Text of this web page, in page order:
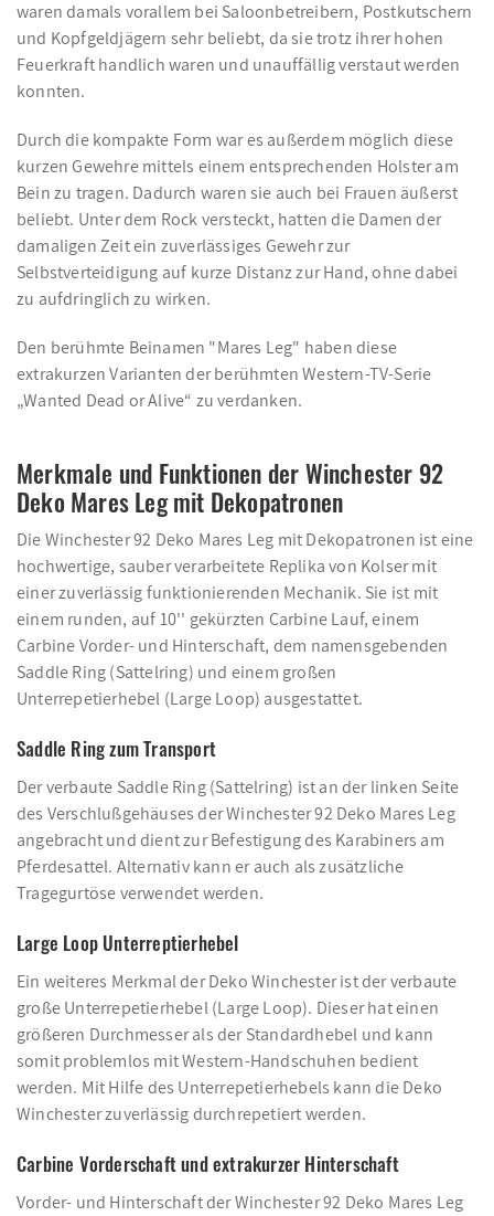
waren damals vorallem bei Saloonbetreibern, Postkutschern
und Kopfgeldjägern sehr beliebt, da sie trotz ihrer hohen
Feuerkraft handlich waren und unauffällig verstaut werden
konnten.
Durch die kompakte Form war es außerdem möglich diese
kurzen Gewehre mittels einem entsprechenden Holster am
Bein zu tragen. Dadurch waren sie auch bei Frauen äußerst
beliebt. Unter dem Rock versteckt, hatten die Damen der
damaligen Zeit ein zuverlässiges Gewehr zur
Selbstverteidigung auf kurze Distanz zur Hand, ohne dabei
zu aufdringlich zu wirken.
Den berühmte Beinamen "Mares Leg" haben diese
extrakurzen Varianten der berühmten Western-TV-Serie
„Wanted Dead or Alive“ zu verdanken.
Merkmale und Funktionen der Winchester 92
Deko Mares Leg mit Dekopatronen
Die Winchester 92 Deko Mares Leg mit Dekopatronen ist eine
hochwertige, sauber verarbeitete Replika von Kolser mit
einer zuverlässig funktionierenden Mechanik. Sie ist mit
einem runden, auf 10'' gekürzten Carbine Lauf, einem
Carbine Vorder- und Hinterschaft, dem namensgebenden
Saddle Ring (Sattelring) und einem großen
Unterrepetierhebel (Large Loop) ausgestattet.
Saddle Ring zum Transport
Der verbaute Saddle Ring (Sattelring) ist an der linken Seite
des Verschlußgehäuses der Winchester 92 Deko Mares Leg
angebracht und dient zur Befestigung des Karabiners am
Pferdesattel. Alternativ kann er auch als zusätzliche
Tragegurtöse verwendet werden.
Large Loop Unterreptierhebel
Ein weiteres Merkmal der Deko Winchester ist der verbaute
große Unterrepetierhebel (Large Loop). Dieser hat einen
größeren Durchmesser als der Standardhebel und kann
somit problemlos mit Western-Handschuhen bedient
werden. Mit Hilfe des Unterrepetierhebels kann die Deko
Winchester zuverlässig durchrepetiert werden.
Carbine Vorderschaft und extrakurzer Hinterschaft
Vorder- und Hinterschaft der Winchester 92 Deko Mares Leg